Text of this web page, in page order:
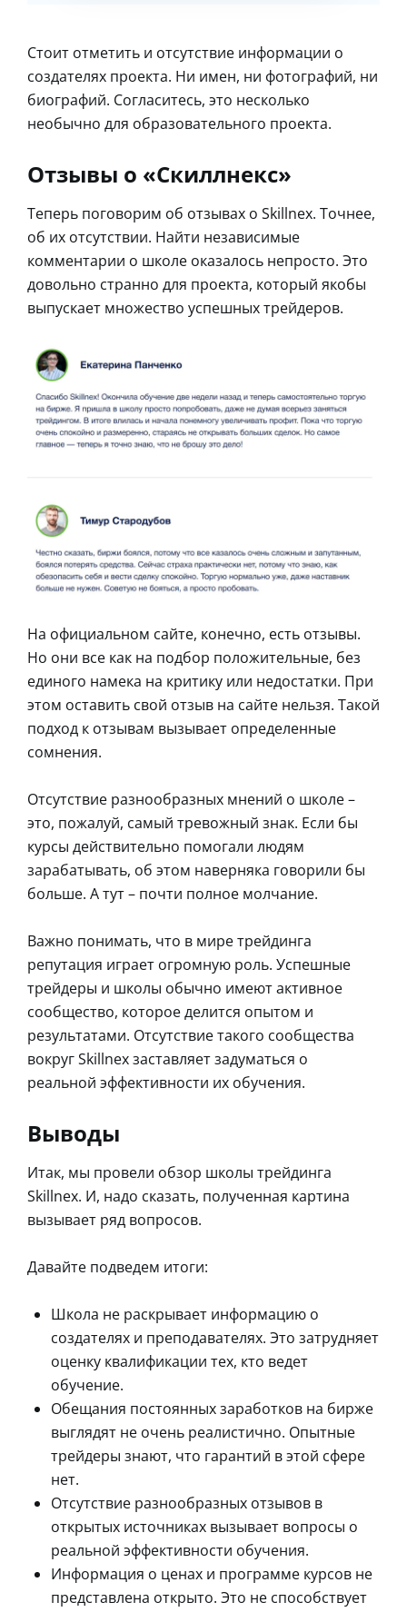
Стоит отметить и отсутствие информации о
создателях проекта. Ни имен, ни фотографий, ни
биографий. Согласитесь, это несколько
необычно для образовательного проекта.
Отзывы о «Скиллнекс»
Теперь поговорим об отзывах о Skillnex. Точнее,
об их отсутствии. Найти независимые
комментарии о школе оказалось непросто. Это
довольно странно для проекта, который якобы
выпускает множество успешных трейдеров.
На официальном сайте, конечно, есть отзывы.
Но они все как на подбор положительные, без
единого намека на критику или недостатки. При
этом оставить свой отзыв на сайте нельзя. Такой
подход к отзывам вызывает определенные
сомнения.
Отсутствие разнообразных мнений о школе –
это, пожалуй, самый тревожный знак. Если бы
курсы действительно помогали людям
зарабатывать, об этом наверняка говорили бы
больше. А тут – почти полное молчание.
Важно понимать, что в мире трейдинга
репутация играет огромную роль. Успешные
трейдеры и школы обычно имеют активное
сообщество, которое делится опытом и
результатами. Отсутствие такого сообщества
вокруг Skillnex заставляет задуматься о
реальной эффективности их обучения.
Выводы
Итак, мы провели обзор школы трейдинга
Skillnex. И, надо сказать, полученная картина
вызывает ряд вопросов.
Давайте подведем итоги:
Школа не раскрывает информацию о
создателях и преподавателях. Это затрудняет
оценку квалификации тех, кто ведет
обучение.
Обещания постоянных заработков на бирже
выглядят не очень реалистично. Опытные
трейдеры знают, что гарантий в этой сфере
нет.
Отсутствие разнообразных отзывов в
открытых источниках вызывает вопросы о
реальной эффективности обучения.
Информация о ценах и программе курсов не
представлена открыто. Это не способствует